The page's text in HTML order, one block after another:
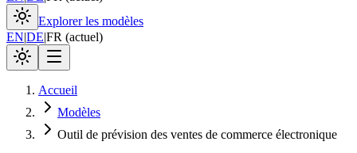
Explorer les modèles
EN|DE|FR (actuel)
Accueil
Modèles
Outil de prévision des ventes de commerce électronique